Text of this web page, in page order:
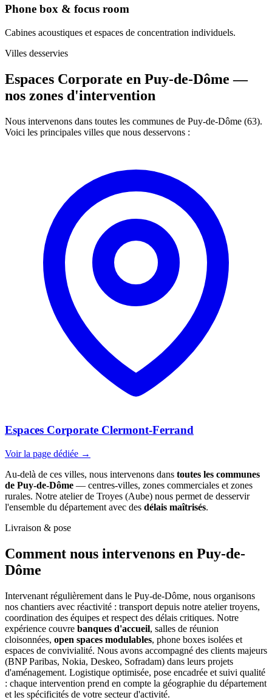
Phone box & focus room
Cabines acoustiques et espaces de concentration individuels.
Villes desservies
Espaces Corporate en Puy-de-Dôme —
nos zones d'intervention
Nous intervenons dans toutes les communes de Puy-de-Dôme (63).
Voici les principales villes que nous desservons :
Espaces Corporate Clermont-Ferrand
Voir la page dédiée →
Au-delà de ces villes, nous intervenons dans toutes les communes
de Puy-de-Dôme — centres-villes, zones commerciales et zones
rurales. Notre atelier de Troyes (Aube) nous permet de desservir
l'ensemble du département avec des délais maîtrisés.
Livraison & pose
Comment nous intervenons en Puy-de-
Dôme
Intervenant régulièrement dans le Puy-de-Dôme, nous organisons
nos chantiers avec réactivité : transport depuis notre atelier troyens,
coordination des équipes et respect des délais critiques. Notre
expérience couvre banques d'accueil, salles de réunion
cloisonnées, open spaces modulables, phone boxes isolées et
espaces de convivialité. Nous avons accompagné des clients majeurs
(BNP Paribas, Nokia, Deskeo, Sofradam) dans leurs projets
d'aménagement. Logistique optimisée, pose encadrée et suivi qualité
: chaque intervention prend en compte la géographie du département
et les spécificités de votre secteur d'activité.